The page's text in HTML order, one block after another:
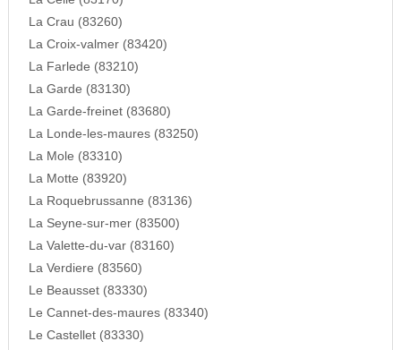
La Crau (83260)
La Croix-valmer (83420)
La Farlede (83210)
La Garde (83130)
La Garde-freinet (83680)
La Londe-les-maures (83250)
La Mole (83310)
La Motte (83920)
La Roquebrussanne (83136)
La Seyne-sur-mer (83500)
La Valette-du-var (83160)
La Verdiere (83560)
Le Beausset (83330)
Le Cannet-des-maures (83340)
Le Castellet (83330)